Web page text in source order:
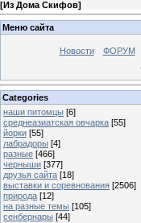
[Из Дома Скифов]
Меню сайта
Новости ФОРУМ
Categories
наши питомцы [6]
среднеазиатская овчарка [55]
йорки [55]
лабрадоры [4]
разные [466]
черныши [377]
друзья сайта [18]
выставки и соревнования [2506]
природа [12]
на разные темы [105]
сенбернары [44]